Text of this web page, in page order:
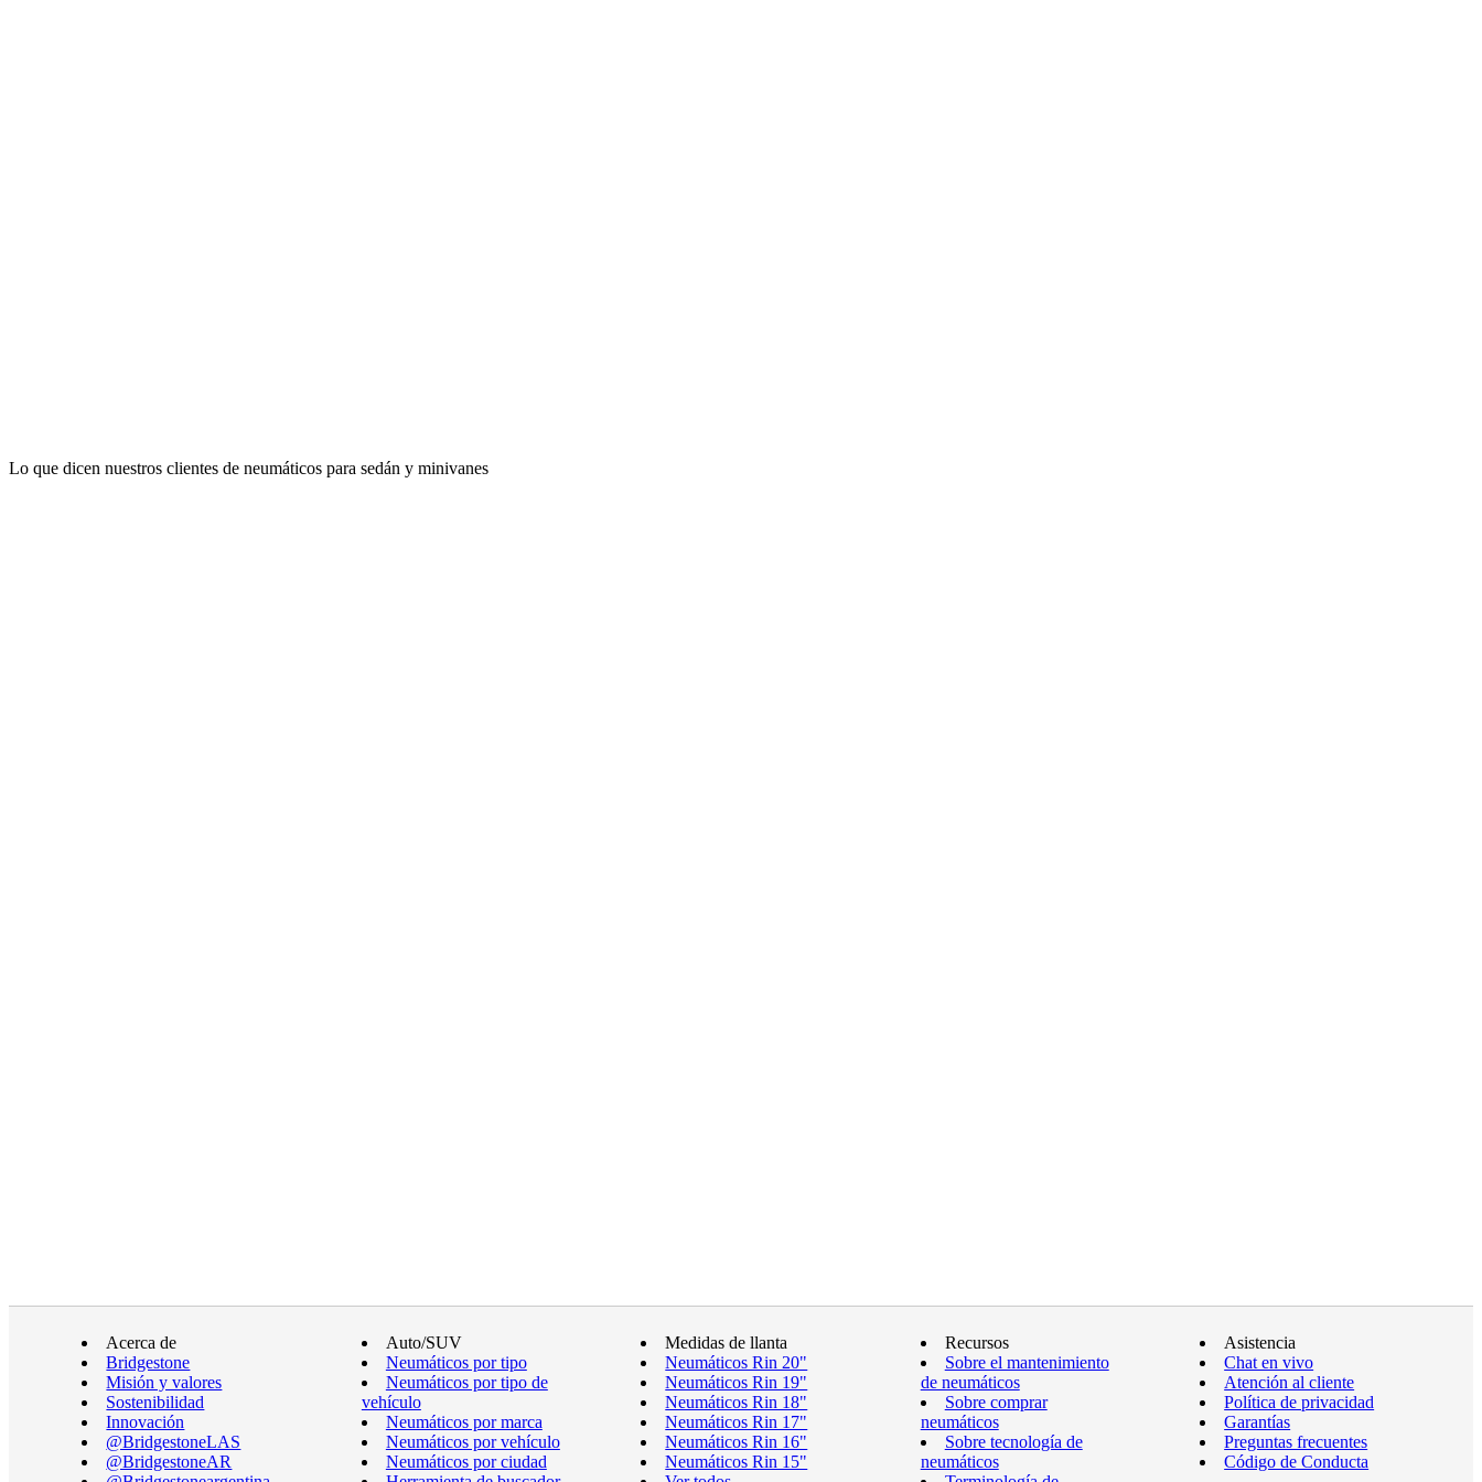
Lo que dicen nuestros clientes de neumáticos para sedán y minivanes
Acerca de
Bridgestone
Misión y valores
Sostenibilidad
Innovación
@BridgestoneLAS
@BridgestoneAR
Auto/SUV
Neumáticos por tipo
Neumáticos por tipo de
vehículo
Neumáticos por marca
Neumáticos por vehículo
Neumáticos por ciudad
Medidas de llanta
Neumáticos Rin 20"
Neumáticos Rin 19"
Neumáticos Rin 18"
Neumáticos Rin 17"
Neumáticos Rin 16"
Neumáticos Rin 15"
Recursos
Sobre el mantenimiento
de neumáticos
Sobre comprar
neumáticos
Sobre tecnología de
neumáticos
Asistencia
Chat en vivo
Atención al cliente
Política de privacidad
Garantías
Preguntas frecuentes
Código de Conducta